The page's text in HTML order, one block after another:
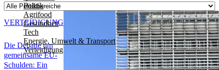
Politik
Agrifood
Gesundheit
Tech
Energie, Umwelt & Transport
Verteidigung
Die Debatte um
gemeinsame EU-
Schulden: Ein
VERTEIDIGUNG